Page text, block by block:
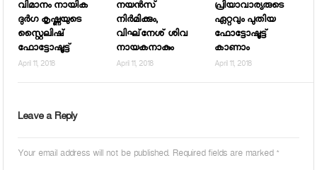
വിമാനം നായിക
ദുര്‍ഗ കൃഷ്ണയുടെ
സ്റ്റൈലിഷ്
ഫോട്ടോഷൂട്ട്
April 11, 2018
നയന്‍സ്
നിര്‍മിക്കും,
വിഘ്‌നേശ് ശിവ
നായകനാകും
April 11, 2018
പ്രിയാവാര്യരുടെ
ഏറ്റവും പുതിയ
ഫോട്ടോഷൂട്ട്
കാണാം
April 11, 2018
Leave a Reply
Your email address will not be published. Required fields are marked *